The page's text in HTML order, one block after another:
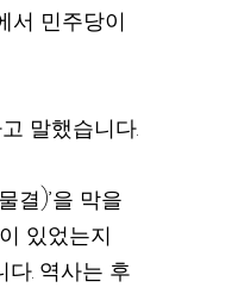
서 민주당이
말했습니다.
있었는지
. 역사는 후